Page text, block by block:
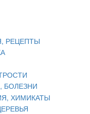
РЕЦЕПТЫ
БОЛЕЗНИ
ХИМИКАТЫ